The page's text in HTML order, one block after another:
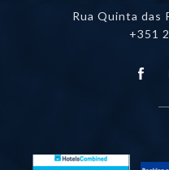
Rua Quinta das
+351